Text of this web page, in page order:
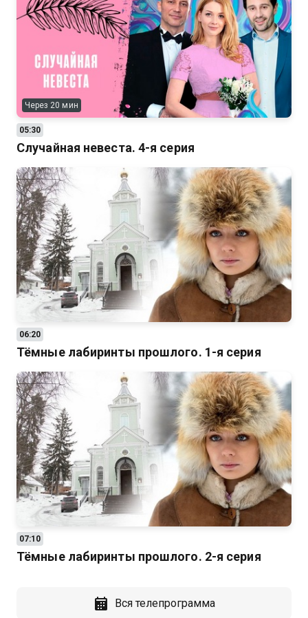
Через 20 мин
05:30
Случайная невеста. 4-я серия
06:20
Тёмные лабиринты прошлого. 1-я серия
07:10
Тёмные лабиринты прошлого. 2-я серия
Вся телепрограмма